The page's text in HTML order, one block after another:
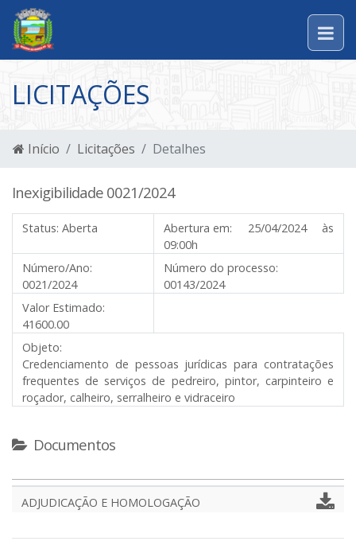
LICITAÇÕES
Início Licitações Detalhes
Inexigibilidade 0021/2024
Status: Aberta Abertura em: 25/04/2024 às
09:00h
Número/Ano:
0021/2024
Número do processo:
00143/2024
Valor Estimado:
41600.00
Objeto:
Credenciamento de pessoas jurídicas para contratações
frequentes de serviços de pedreiro, pintor, carpinteiro e
roçador, calheiro, serralheiro e vidraceiro
Documentos
ADJUDICAÇÃO E HOMOLOGAÇÃO